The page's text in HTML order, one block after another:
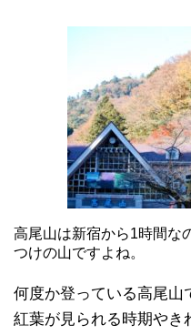
高尾山は新宿から1時間な
つけの山ですよね。
何度か登っている高尾山
紅葉が見られる時期やき